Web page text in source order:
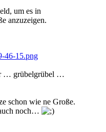
um es in
anzuzeigen.
… grübelgrübel …
schon wie ne Große.
noch…